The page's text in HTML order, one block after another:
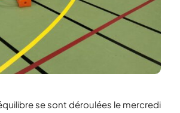
se sont déroulées le mercredi